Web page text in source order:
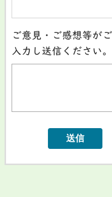
ご意見・ご感想等が
入力し送信ください。